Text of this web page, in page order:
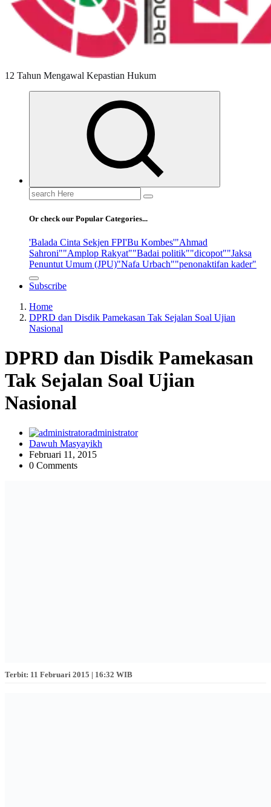
12 Tahun Mengawal Kepastian Hukum
Search
for:
Or check our Popular Categories...
'Balada Cinta Sekjen FPI'Bu Kombes'"Ahmad
Sahroni""Amplop Rakyat""Badai politik""dicopot""Jaksa
Penuntut Umum (JPU)"Nafa Urbach""penonaktifan kader"
Subscribe
Home
DPRD dan Disdik Pamekasan Tak Sejalan Soal Ujian
Nasional
DPRD dan Disdik Pamekasan
Tak Sejalan Soal Ujian
Nasional
administrator
Dawuh Masyayikh
Februari 11, 2015
0 Comments
Terbit: 11 Februari 2015 | 16:32 WIB